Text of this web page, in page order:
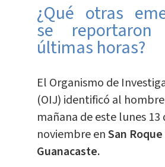
¿Qué otras
se
últimas horas?
El Organismo de
(OIJ) identificó al
mañana de este lunes 13
noviembre enSan
Guanacaste.